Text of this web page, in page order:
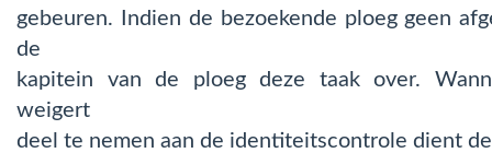
gebeuren. Indien de bezoekende ploeg geen
de
kapitein van de ploeg deze taak over.
weigert
deel te nemen aan de identiteitscontrole dient